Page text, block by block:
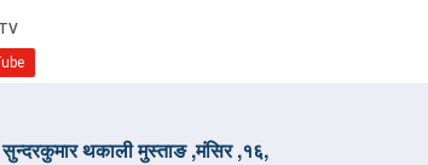
सुन्दरकुमार थकाली मुस्ताङ ,मंसिर ,१६,